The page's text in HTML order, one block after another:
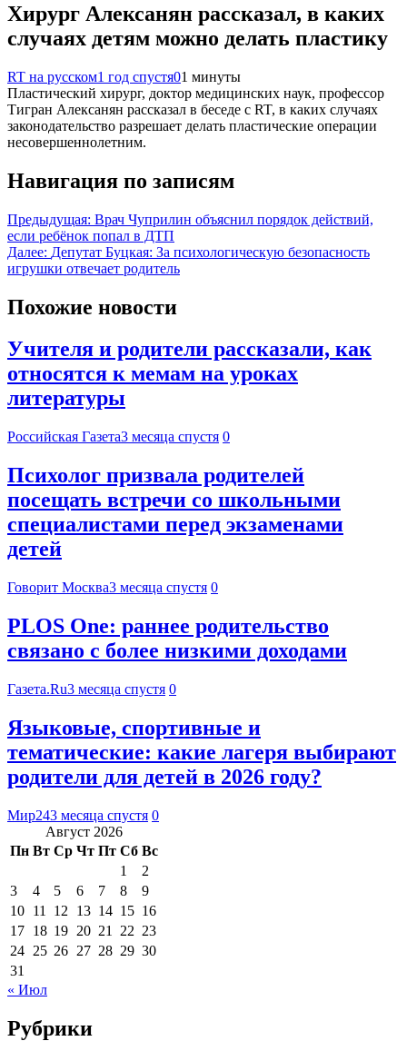
Хирург Алексанян рассказал, в каких
случаях детям можно делать пластику
RT на русском1 год спустя01 минуты
Пластический хирург, доктор медицинских наук, профессор
Тигран Алексанян рассказал в беседе с RT, в каких случаях
законодательство разрешает делать пластические операции
несовершеннолетним.
Навигация по записям
Предыдущая: Врач Чуприлин объяснил порядок действий,
если ребёнок попал в ДТП
Далее: Депутат Буцкая: За психологическую безопасность
игрушки отвечает родитель
Похожие новости
Учителя и родители рассказали, как
относятся к мемам на уроках
литературы
Российская Газета3 месяца спустя 0
Психолог призвала родителей
посещать встречи со школьными
специалистами перед экзаменами
детей
Говорит Москва3 месяца спустя 0
PLOS One: раннее родительство
связано с более низкими доходами
Газета.Ru3 месяца спустя 0
Языковые, спортивные и
тематические: какие лагеря выбирают
родители для детей в 2026 году?
Мир243 месяца спустя 0
Август 2026
Пн Вт Ср Чт Пт Сб Вс
1
2
3
4 5 6 7 8
9
10 11 12 13 14 15 16
17 18 19 20 21 22 23
24 25 26 27 28 29 30
31
« Июл
Рубрики